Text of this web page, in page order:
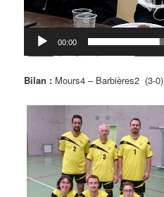
00:00
Bilan : Mours4 – Barbières2 (3-0)